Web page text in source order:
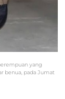
yang
benua, pada Jumat